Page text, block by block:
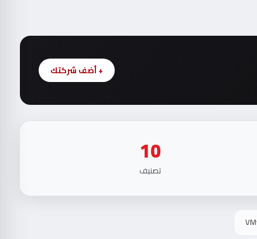
+ أضف شركتك
10
تصنيف